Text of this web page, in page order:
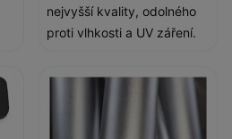
nejvyšší kvality, odolného
proti vlhkosti a UV záření.